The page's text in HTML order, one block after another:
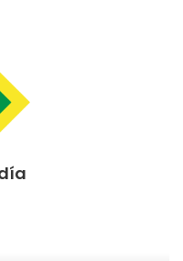
“a los más
como un valor
la necesidad de